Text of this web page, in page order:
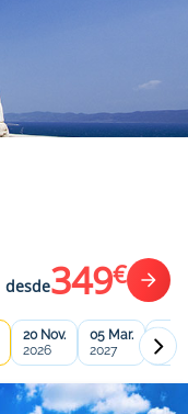
desde349€
20 Nov.
2026
05 Mar.
2027
12
2027